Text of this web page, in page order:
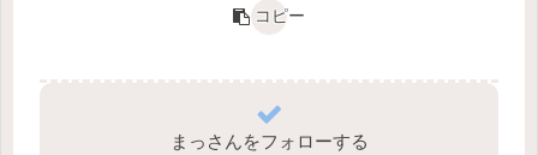
コピー
まっさんをフォローする